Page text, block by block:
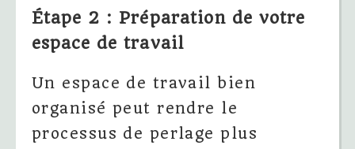
Étape 2 : Préparation de votre
espace de travail
Un espace de travail bien
organisé peut rendre le
processus de perlage plus